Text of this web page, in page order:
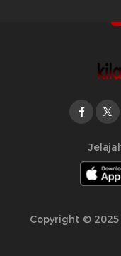
Copyright ©